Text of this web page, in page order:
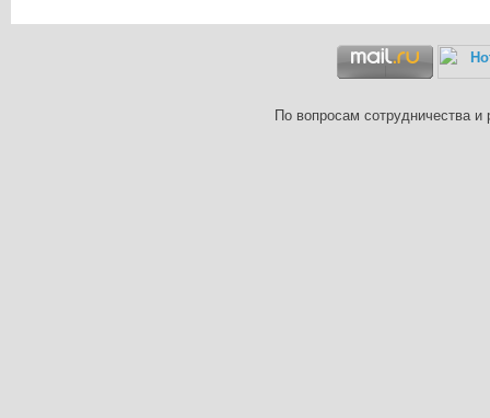
По вопросам сотрудничества